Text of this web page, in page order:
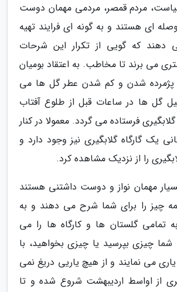
مردم قمصر، مردمی مهمان دوست
ای هستند و به گونه ای فرایند تهیه
دهند که گویی از تکرار این شرحات
می برند تا مخاطب. به اعتقاد بومیان
پژمرده شدن و کم شدن عطر گل ها می
گل ها در ساعات قبل از طلوع آفتاب
فرستاده می گردد. معمولا در کنار
یک گارگاه گلابگیری نیز وجود دارد و
را از نزدیک مشاهده کرد.
مهمان نواز و دوست داشتنی هستند
چیز را برای شما شرح می دهند و به
تمامی گلستان ها و کارگاه ها را می
چیزی بپرسید یا چیزی بخواهید، با
می نمایند و از هیچ یاریی دریغ نمی
از اواسط اردیبهشت شروع شده و تا